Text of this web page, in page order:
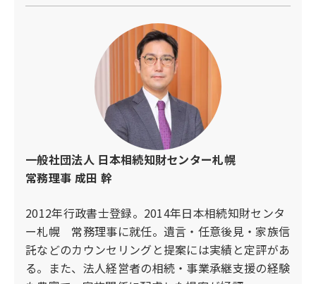
からフォーマットを取得可能）
4.法務局へ登記申請を行う（郵送または窓口で受
5.登記完了通知を受け取る（問題がなければ約2
週間で完了）
自分で手続きするメリットとデメリット
・メリット：費用を抑えられる（司法書士報酬が
不要）
・デメリット：書類の準備に時間がかかる、書き
方にミスがあるとやり直しになる
手続きに不安がある場合や、相続人が複数いて話
し合いが難航している場合は、司法書士に依頼す
るのがおすすめです。
どうしても合意に至らない場合は、家庭裁判所に
遺産分割調停を申し立てることができます。調停
委員が間に入り、双方の意見を調整しながら合意
を目指します。
3.審判による決定
調停でも解決しない場合は、最終的に裁判所の審
判により、遺産分割の方法が決定されます。
遺産分割のトラブルは、親族関係の悪化につなが
ることが多いため、なるべく早い段階で専門家に
相談することをおすすめします。
売却する場合の流れ
1.相続登記を完了させる
2.不動産の査定を依頼する
3.買主を見つける（仲介会社を通すor直接売却）
4.売買契約を締結する
5.所有権移転登記を行う（売却先に名義変更）
なお、相続登記を完了させていれば、複数の相続
人の共有名義でも売却は可能です。ただし、共有
ておくことが大切です。
相続税が発生するかどうかの計算例
・相続人が2人の場合 → 基礎控除額 4,200万円
（3,000万円＋600万円×2人）
・遺産総額が5,000万円の場合 → 課税対象額 800
万円（5,000万円－4,200万円）
課税対象額がある場合は、相続開始を知った日の
翌日から10か月以内に相続税の申告・納付をし
なければなりません。遅れると延滞税が発生する
相続税の申告が必要かどうかわからない場合は、
税理士に相談すると適切なアドバイスがもらえま
す。
1.自分で登記申請をする
司法書士に依頼すると5万円～10万円ほどの報酬
がかかります。書類作成や申請を自分で行えば、
この費用を節約できます。
2.法定相続情報一覧図を活用する
相続関係を証明するために、何度も戸籍謄本を提
出する必要がある場合があります。「法定相続情
報一覧図」を法務局で取得しておけば、複数の手
続きで使い回せるため、書類取得の手間と費用を
節約できます。
3.税理士や司法書士の無料相談を活用する
各自治体や専門機関が提供する無料相談を利用す
れば、必要なアドバイスを受けながら費用を抑え
ることができます。
一般社団法人 日本相続知財センター札幌
常務理事 成田 幹
2012年行政書士登録。2014年日本相続知財センタ
ー札幌 常務理事に就任。遺言・任意後見・家族信
託などのカウンセリングと提案には実績と定評があ
る。また、法人経営者の相続・事業承継支援の経験